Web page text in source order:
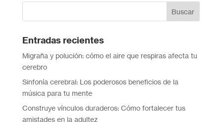
Entradas recientes
Migraña y polución: cómo el aire que respiras afecta tu
cerebro
Sinfonía cerebral: Los poderosos beneficios de la
música para tu mente
Construye vínculos duraderos: Cómo fortalecer tus
amistades en la adultez